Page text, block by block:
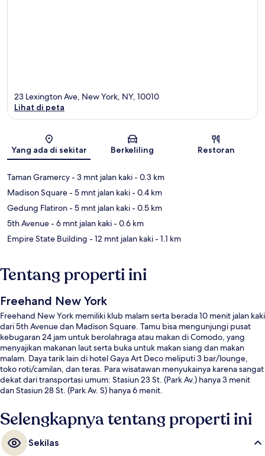
Peta
23 Lexington Ave, New York, NY, 10010
Lihat di peta
Yang ada di sekitar Berkeliling Restoran
Taman Gramercy- 3 mnt jalan kaki- 0.3 km
Madison Square- 5 mnt jalan kaki- 0.4 km
Gedung Flatiron- 5 mnt jalan kaki- 0.5 km
5th Avenue- 6 mnt jalan kaki- 0.6 km
Empire State Building - 12 mnt jalan kaki- 1.1 km
Tentang properti ini
Freehand New York
Freehand New York memiliki klub malam serta berada 10 menit jalan kaki
dari 5th Avenue dan Madison Square. Tamu bisa mengunjungi pusat
kebugaran 24 jam untuk berolahraga atau makan di Comodo, yang
menyajikan makanan laut serta buka untuk makan siang dan makan
malam. Daya tarik lain di hotel Gaya Art Deco meliputi 3 bar/lounge,
toko roti/camilan, dan teras. Para wisatawan menyukainya karena sangat
dekat dari transportasi umum: Stasiun 23 St. (Park Av.) hanya 3 menit
dan Stasiun 28 St. (Park Av. S) hanya 6 menit.
Selengkapnya tentang properti ini
Sekilas